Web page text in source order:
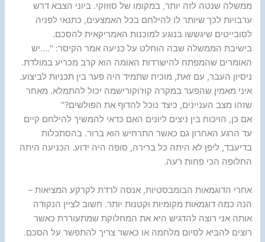
ממשלה שנטה לזה יותר, במקומו של סוזוקי. ביוני הצבא דרש
ערבויות לכך שיותר לו להילחם בכל האמצעים, כתנאי לפניה
לסובייטים שיגששו בנוגע למוכנות האמריקאית להסכם.
בישיבת הממשלה שבה הוחלט על כניעה אמר הקיסר: "….יש
האומרים שהמפתח להישרדות האומה הוא קרב מכריע במולדת.
ניסיון העבר, עם זאת, מוכיח שתמיד היה פער בין תכניות לביצוע.
איני מאמין שהפער במקרה קוז'וקורישמה יכול להתמלא. מאחר
שזהו מצב העניינים, כיצד נוכל להדוף את הפולשים?"
אם כן, הויכוח בין ניצים ליונים האם כדאי להמשיך להילחם קיים
עד הרגע האחרון גם כאשר התרחיש הוא ברור. בהסתכלות
בדיעבד, ליפן לא היתה כל ברירה, סופה היה ידוע. הכניעה היתה
החלופה הכי פחות רעה.
אחרי הדוגמאות הבומבסטיות, אנסה לרדת לקרקע המציאות –
הנה כמה דוגמאות מקומיות וקטנות יותר. חשוב לציין הנקודה
אותה אני רוצה להדגיש היא את המחלוקת שמתעוררת כאשר
רוצים להביא לסיום מלחמה או כאשר צריך להתפשר על הסכם.